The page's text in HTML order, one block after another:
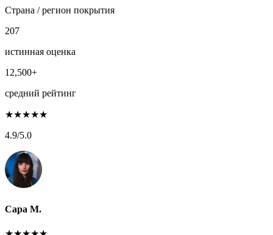
Страна / регион покрытия
207
истинная оценка
12,500+
средний рейтинг
★★★★★
4.9/5.0
Сара М.